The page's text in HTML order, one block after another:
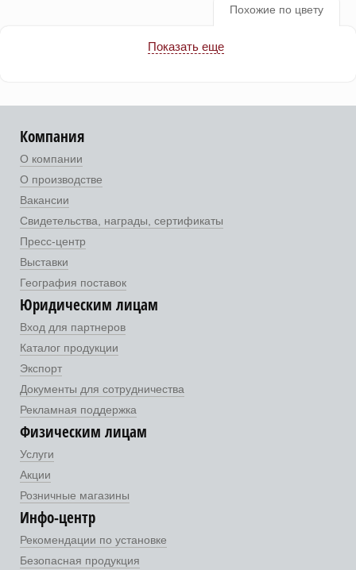
Похожие по цвету
Показать еще
Компания
О компании
О производстве
Вакансии
Свидетельства, награды, сертификаты
Пресс-центр
Выставки
География поставок
Юридическим лицам
Вход для партнеров
Каталог продукции
Экспорт
Документы для сотрудничества
Рекламная поддержка
Физическим лицам
Услуги
Акции
Розничные магазины
Инфо-центр
Рекомендации по установке
Безопасная продукция